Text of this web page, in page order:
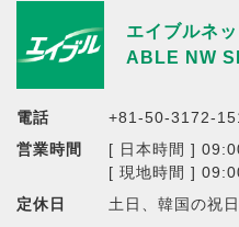
エイブルネ
ABLE NW
電話
+81-50-3172-
営業時間
[ 日本時間 ]
[ 現地時間 ]
定休日
土日、韓国の祝日